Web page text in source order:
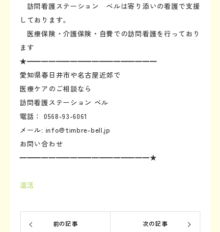
訪問看護ステーション ベルは寄り添いの看護で支援
しております。
医療保険・介護保険・自費での訪問看護を行っており
ます
★━━━━━━━━━━━━━━━━━━
愛知県春日井市や名古屋近郊で
医療ケアのご相談なら
訪問看護ステーション ベル
電話： 0568-93-6061
メール: info@timbre-bell.jp
お問い合わせ
━━━━━━━━━━━━━━━━━━★
温活
前の記事 次の記事